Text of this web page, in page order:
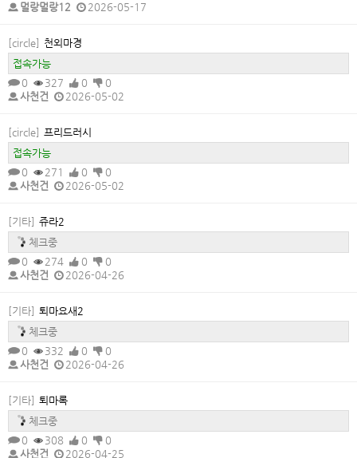
멀랑멀랑12
2026-05-17
[circle] 천외마경
접속가능
0
327 0
0
사천건
2026-05-02
[circle] 프리드러시
접속가능
0
271 0
0
사천건
2026-05-02
[기타] 쥬라2
접속가능
0
274 0
0
사천건
2026-04-26
[기타] 퇴마요새2
체크중
0
332 0
0
사천건
2026-04-26
[기타] 퇴마록
체크중
0
308 0
0
사천건
2026-04-25